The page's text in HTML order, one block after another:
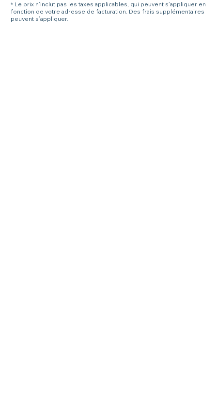
* Le prix n’inclut pas les taxes applicables, qui peuvent s’appliquer en
fonction de votre adresse de facturation. Des frais supplémentaires
peuvent s’appliquer.